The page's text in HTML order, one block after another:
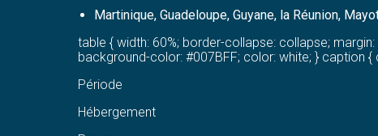
Martinique, Guadeloupe, Guyane, la Réunion,
table { width: 60%; border-collapse: collapse;
background-color: #007BFF; color: white; } caption
Période
Hébergement